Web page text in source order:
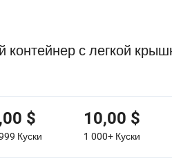
с легкой
$
Куски
10,00 $
1 000+ Куски